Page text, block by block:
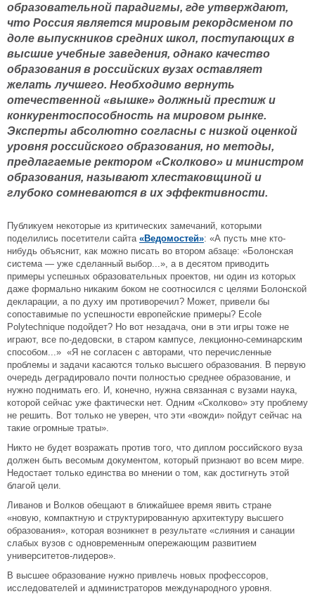
образовательной парадигмы, где утверждают,
что Россия является мировым рекордсменом по
доле выпускников средних школ, поступающих в
высшие учебные заведения, однако качество
образования в российских вузах оставляет
желать лучшего. Необходимо вернуть
отечественной «вышке» должный престиж и
конкурентоспособность на мировом рынке.
Эксперты абсолютно согласны с низкой оценкой
уровня российского образования, но методы,
предлагаемые ректором «Сколково» и министром
образования, называют хлестаковщиной и
глубоко сомневаются в их эффективности.
Публикуем некоторые из критических замечаний, которыми
поделились посетители сайта «Ведомостей»: «А пусть мне кто-
нибудь объяснит, как можно писать во втором абзаце: «Болонская
система — уже сделанный выбор...», а в десятом приводить
примеры успешных образовательных проектов, ни один из которых
даже формально никаким боком не соотносился с целями Болонской
декларации, а по духу им противоречил? Может, привели бы
сопоставимые по успешности европейские примеры? Ecole
Polytechnique подойдет? Но вот незадача, они в эти игры тоже не
играют, все по-дедовски, в старом кампусе, лекционно-семинарским
способом...» «Я не согласен с авторами, что перечисленные
проблемы и задачи касаются только высшего образования. В первую
очередь деградировало почти полностью среднее образование, и
нужно поднимать его. И, конечно, нужна связанная с вузами наука,
которой сейчас уже фактически нет. Одним «Сколково» эту проблему
не решить. Вот только не уверен, что эти «вожди» пойдут сейчас на
такие огромные траты».
Никто не будет возражать против того, что диплом российского вуза
должен быть весомым документом, который признают во всем мире.
Недостает только единства во мнении о том, как достигнуть этой
благой цели.
Ливанов и Волков обещают в ближайшее время явить стране
«новую, компактную и структурированную архитектуру высшего
образования», которая возникнет в результате «слияния и санации
слабых вузов с одновременным опережающим развитием
университетов-лидеров».
В высшее образование нужно привлечь новых профессоров,
исследователей и администраторов международного уровня.